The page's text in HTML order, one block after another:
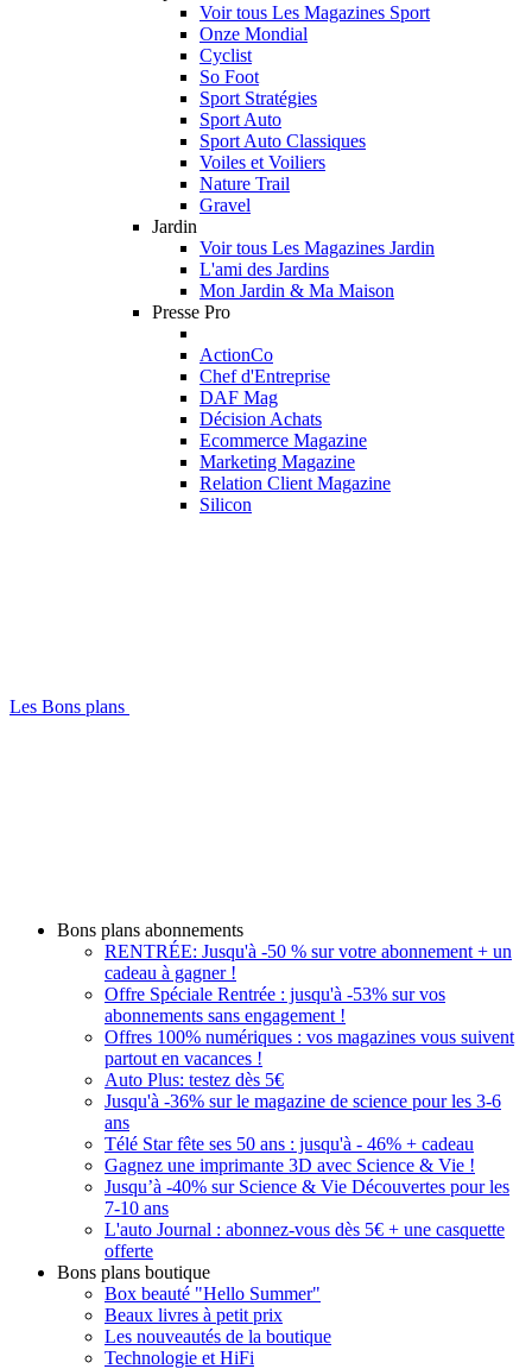
Voir tous Les Magazines Sport
Onze Mondial
Cyclist
So Foot
Sport Stratégies
Sport Auto
Sport Auto Classiques
Voiles et Voiliers
Nature Trail
Gravel
Jardin
Voir tous Les Magazines Jardin
L'ami des Jardins
Mon Jardin & Ma Maison
Presse Pro
ActionCo
Chef d'Entreprise
DAF Mag
Décision Achats
Ecommerce Magazine
Marketing Magazine
Relation Client Magazine
Silicon
Les Bons plans
Bons plans abonnements
RENTRÉE: Jusqu'à -50 % sur votre abonnement + un
cadeau à gagner !
Offre Spéciale Rentrée : jusqu'à -53% sur vos
abonnements sans engagement !
Offres 100% numériques : vos magazines vous suivent
partout en vacances !
Auto Plus: testez dès 5€
Jusqu'à -36% sur le magazine de science pour les 3-6
ans
Télé Star fête ses 50 ans : jusqu'à - 46% + cadeau
Gagnez une imprimante 3D avec Science & Vie !
Jusqu’à -40% sur Science & Vie Découvertes pour les
7-10 ans
L'auto Journal : abonnez-vous dès 5€ + une casquette
offerte
Bons plans boutique
Box beauté "Hello Summer"
Beaux livres à petit prix
Les nouveautés de la boutique
Technologie et HiFi